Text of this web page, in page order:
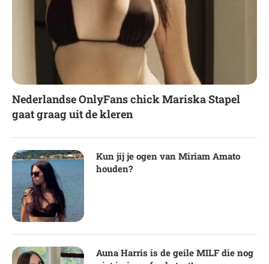
Nederlandse OnlyFans chick Mariska Stapel
gaat graag uit de kleren
Kun jij je ogen van Miriam Amato
houden?
Auna Harris is de geile MILF die nog